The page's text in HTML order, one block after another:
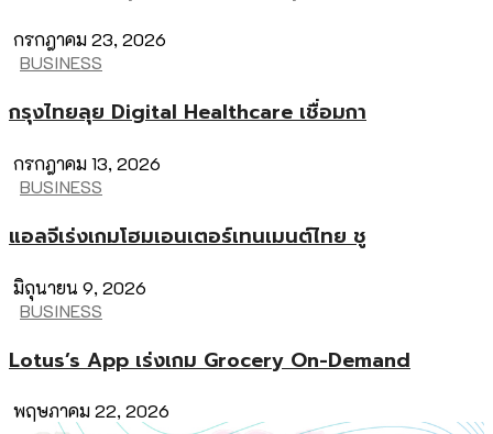
กรกฎาคม 23, 2026
BUSINESS
กรุงไทยลุย Digital Healthcare เชื่อมกา
กรกฎาคม 13, 2026
BUSINESS
แอลจีเร่งเกมโฮมเอนเตอร์เทนเมนต์ไทย ชู
มิถุนายน 9, 2026
BUSINESS
Lotus’s App เร่งเกม Grocery On-Demand
พฤษภาคม 22, 2026